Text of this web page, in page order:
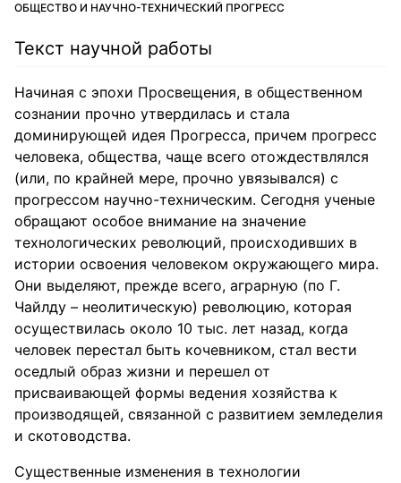
ОБЩЕСТВО И НАУЧНО-ТЕХНИЧЕСКИЙ ПРОГРЕСС
Текст научной работы
Начиная с эпохи Просвещения, в общественном
сознании прочно утвердилась и стала
доминирующей идея Прогресса, причем прогресс
человека, общества, чаще всего отождествлялся
(или, по крайней мере, прочно увязывался) с
прогрессом научно-техническим. Сегодня ученые
обращают особое внимание на значение
технологических революций, происходивших в
истории освоения человеком окружающего мира.
Они выделяют, прежде всего, аграрную (по Г.
Чайлду – неолитическую) революцию, которая
осуществилась около 10 тыс. лет назад, когда
человек перестал быть кочевником, стал вести
оседлый образ жизни и перешел от
присваивающей формы ведения хозяйства к
производящей, связанной с развитием земледелия
и скотоводства.
Существенные изменения в технологии